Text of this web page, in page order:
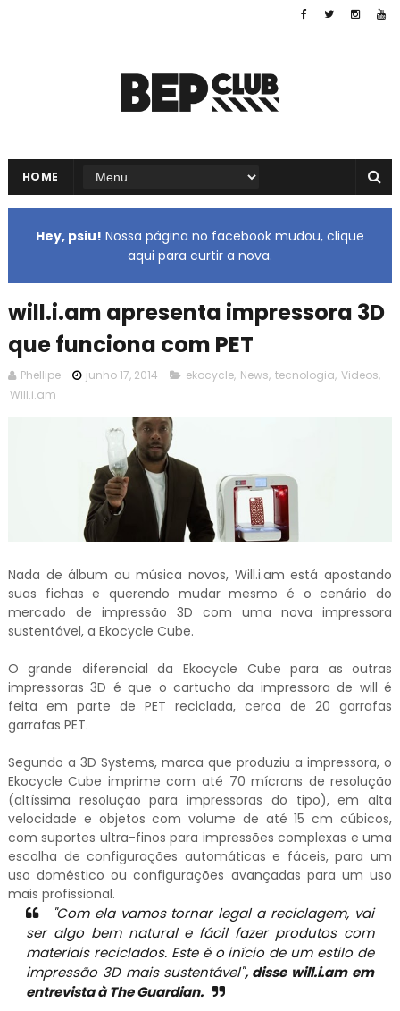
HOME
Hey, psiu! Nossa página no facebook mudou, clique
aqui para curtir a nova.
will.i.am apresenta impressora 3D
que funciona com PET
Phellipe junho 17, 2014 ekocycle, News, tecnologia, Videos,
Will.i.am
Nada de álbum ou música novos, Will.i.am está apostando
suas fichas e querendo mudar mesmo é o cenário do
mercado de impressão 3D com uma nova impressora
sustentável, a Ekocycle Cube.
O grande diferencial da Ekocycle Cube para as outras
impressoras 3D é que o cartucho da impressora de will é
feita em parte de PET reciclada, cerca de 20 garrafas
garrafas PET.
Segundo a 3D Systems, marca que produziu a impressora, o
Ekocycle Cube imprime com até 70 mícrons de resolução
(altíssima resolução para impressoras do tipo), em alta
velocidade e objetos com volume de até 15 cm cúbicos,
com suportes ultra-finos para impressões complexas e uma
escolha de configurações automáticas e fáceis, para um
uso doméstico ou configurações avançadas para um uso
mais profissional.
"Com ela vamos tornar legal a reciclagem, vai
ser algo bem natural e fácil fazer produtos com
materiais reciclados. Este é o início de um estilo de
impressão 3D mais sustentável", disse will.i.am em
entrevista à The Guardian.